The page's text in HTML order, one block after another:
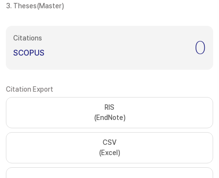
3. Theses(Master)
Citations
SCOPUS 0
Citation Export
RIS
(EndNote)
CSV
(Excel)